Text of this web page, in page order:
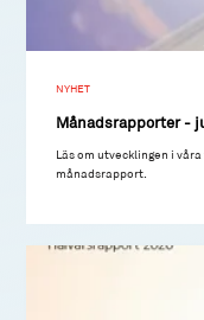
NYHET
Månadsrapporter -
Läs om utvecklingen i
månadsrapport.